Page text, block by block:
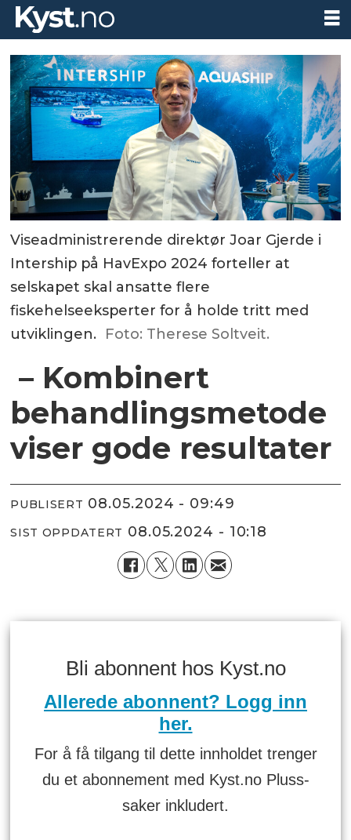
Viseadministrerende direktør Joar Gjerde i
Intership på HavExpo 2024 forteller at
selskapet skal ansatte flere
fiskehelseeksperter for å holde tritt med
utviklingen. Foto: Therese Soltveit.
– Kombinert
behandlingsmetode
viser gode resultater
PUBLISERT 08.05.2024 - 09:49
SIST OPPDATERT 08.05.2024 - 10:18
Bli abonnent hos Kyst.no
Allerede abonnent? Logg inn
her.
For å få tilgang til dette innholdet trenger
du et abonnement med Kyst.no Pluss-
saker inkludert.